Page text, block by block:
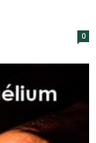
0